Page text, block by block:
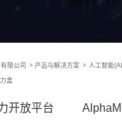
限公司 > 产品与解决方案 > 人工智能
盒
开放平台